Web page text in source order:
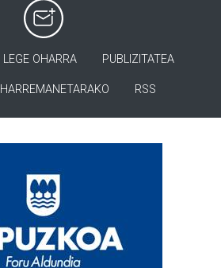
LEGE OHARRA PUBLIZITATEA
HARREMANETARAKO RSS